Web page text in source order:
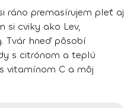
ráno premasírujem pleť aj
si cviky ako Lev,
Tvár hneď pôsobí
s citrónom a teplú
vitamínom C a môj